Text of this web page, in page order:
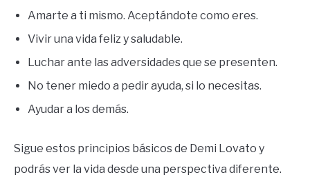
Amarte a ti mismo. Aceptándote como eres.
Vivir una vida feliz y saludable.
Luchar ante las adversidades que se presenten.
No tener miedo a pedir ayuda, si lo necesitas.
Ayudar a los demás.
Sigue estos principios básicos de Demi Lovato y
podrás ver la vida desde una perspectiva diferente.